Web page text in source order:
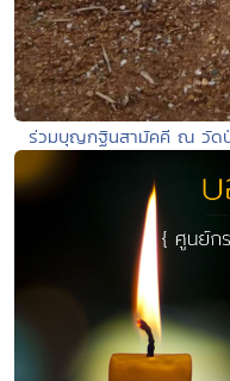
ร่วมบุญกฐินสามัคคี ณ วัด